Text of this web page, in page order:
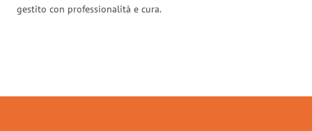
gestito con professionalità e cura.